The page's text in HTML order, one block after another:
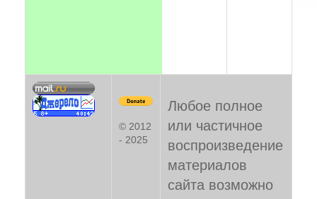
© 2012
- 2025
Любое полное
или частичное
воспроизведение
материалов
сайта возможно